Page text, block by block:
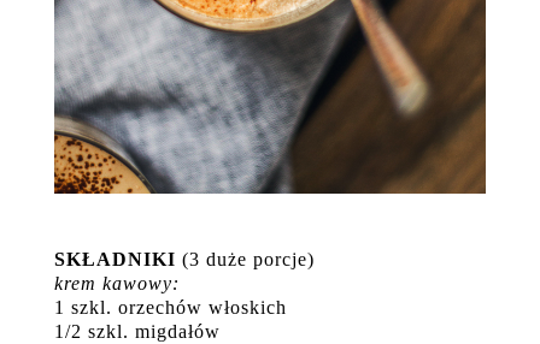
SKŁADNIKI (3 duże porcje)
krem kawowy:
1 szkl. orzechów włoskich
1/2 szkl. migdałów